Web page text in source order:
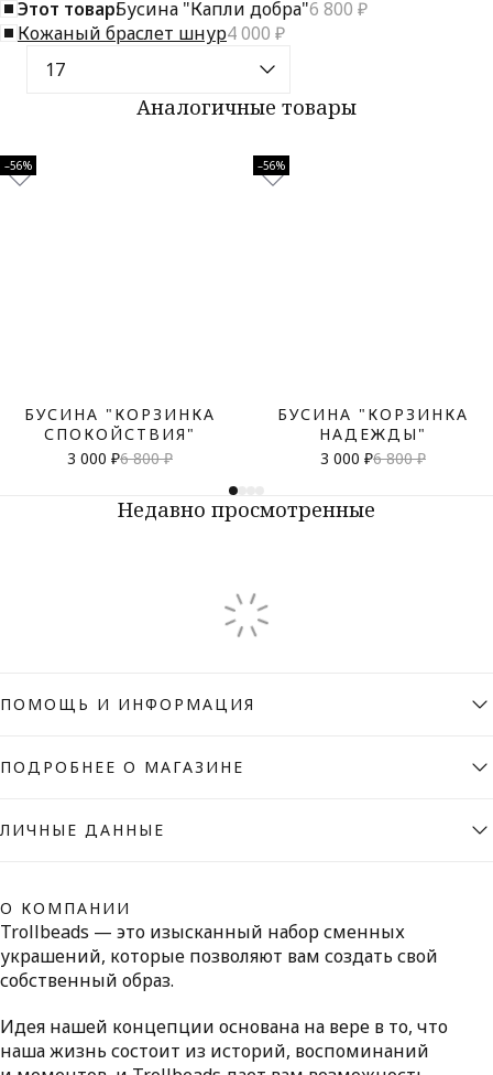
Этот товар:Бусина "Капли добра"6 800 ₽
Кожаный браслет шнур4 000 ₽
Аналогичные товары
–56%
БУСИНА "КОРЗИНКА
СПОКОЙСТВИЯ"
3 000 ₽6 800 ₽
–56%
БУСИНА "КОРЗИНКА
НАДЕЖДЫ"
3 000 ₽6 800 ₽
Недавно просмотренные
ПОМОЩЬ И ИНФОРМАЦИЯ
ПОДРОБНЕЕ О МАГАЗИНЕ
ЛИЧНЫЕ ДАННЫЕ
О КОМПАНИИ
Trollbeads — это изысканный набор сменных
украшений, которые позволяют вам создать свой
собственный образ.
Идея нашей концепции основана на вере в то, что
наша жизнь состоит из историй, воспоминаний